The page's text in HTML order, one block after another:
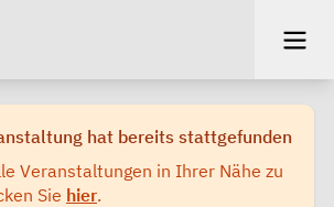
hat bereits stattgefunden
Veranstaltungen in Ihrer Nähe zu
Sie hier.